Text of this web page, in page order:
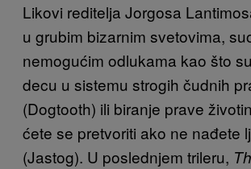
Likovi reditelja Jorgosa
u grubim bizarnim svetovima,
nemogućim odlukama kao što
decu u sistemu strogih čudnih
(Dogtooth) ili biranje prave
ćete se pretvoriti ako ne nađete
(Jastog). U poslednjem trileru,